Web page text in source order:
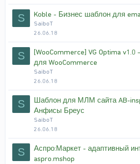
S Koble - Бизнес шаблон для
SaiboT
26.06.18
S
[WooCommerce] VG Optima
для WooCommerce
SaiboT
26.06.18
S
Шаблон для МЛМ сайта AB-
Анфисы Бреус
SaiboT
26.06.18
S
Аспро:Маркет - адаптивный
aspro.mshop